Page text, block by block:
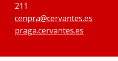
211
cenpra@cervantes.es
praga.cervantes.es